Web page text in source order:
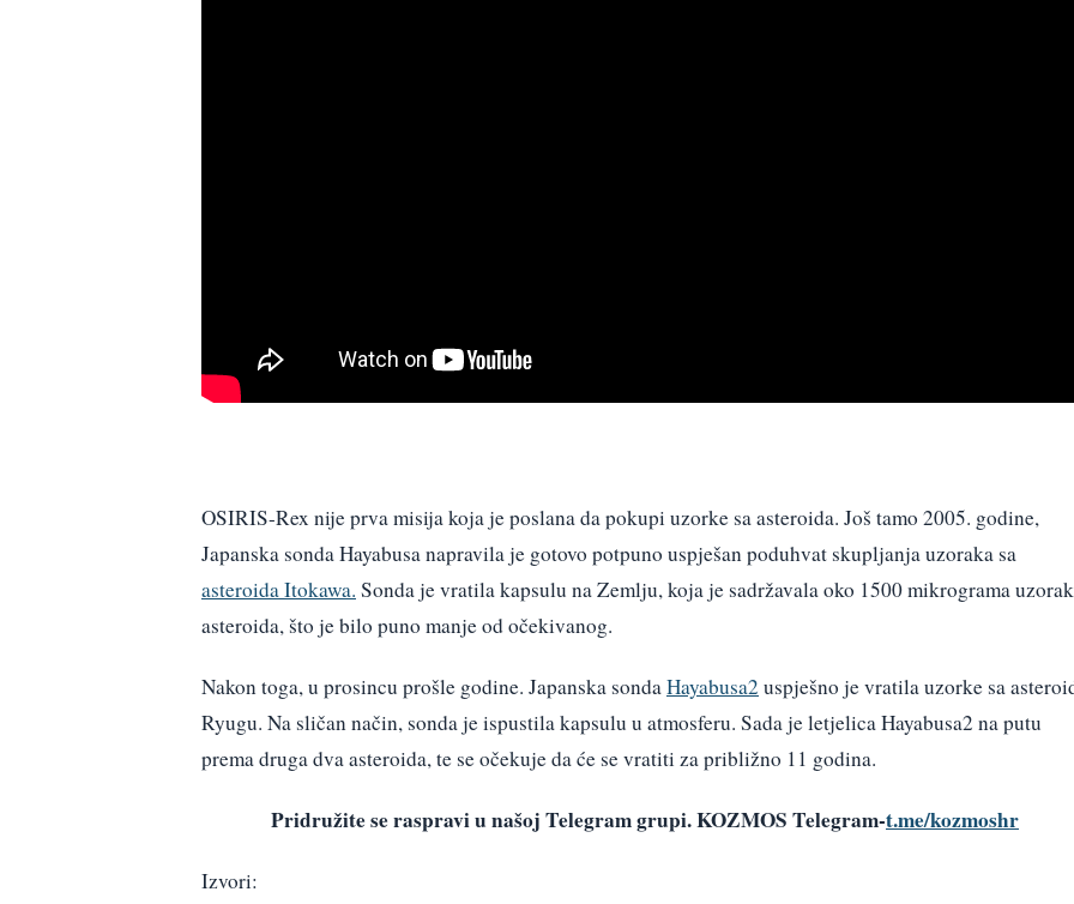
OSIRIS-Rex nije prva misija koja je poslana da pokupi uzorke sa asteroida. Još tamo 2005. godine,
Japanska sonda Hayabusa napravila je gotovo potpuno uspješan poduhvat skupljanja uzoraka sa
asteroida Itokawa. Sonda je vratila kapsulu na Zemlju, koja je sadržavala oko 1500 mikrograma
asteroida, što je bilo puno manje od očekivanog.
Nakon toga, u prosincu prošle godine. Japanska sondaHayabusa2 uspješno je vratila uzorke sa
Ryugu. Na sličan način, sonda je ispustila kapsulu u atmosferu. Sada je letjelica Hayabusa2 na putu
prema druga dva asteroida, te se očekuje da će se vratiti za približno 11 godina.
Pridružite se raspravi u našoj Telegram grupi. KOZMOS Telegram-t.me/kozmoshr
Izvori: